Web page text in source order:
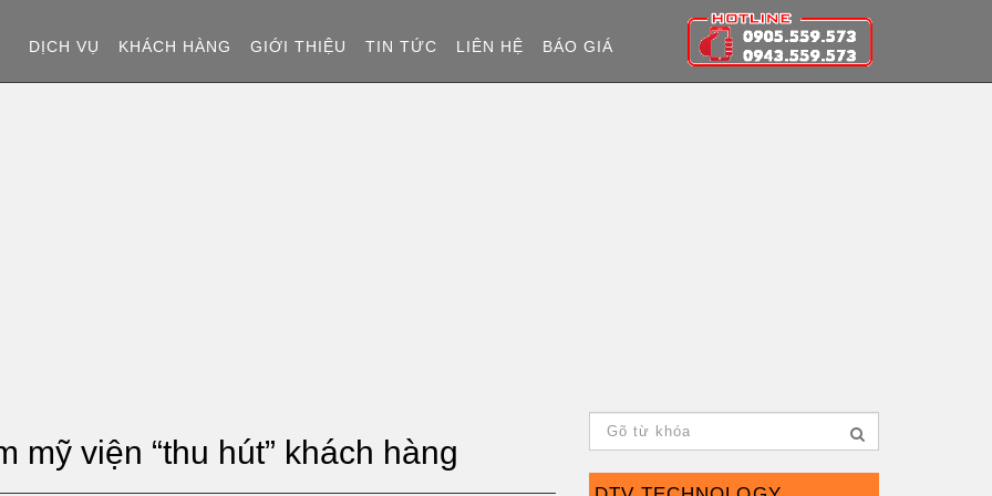
DỊCH VỤ KHÁCH HÀNG GIỚI THIỆU TIN TỨC LIÊN HỆ BÁO GIÁ
mỹ viện “thu hút” khách hàng